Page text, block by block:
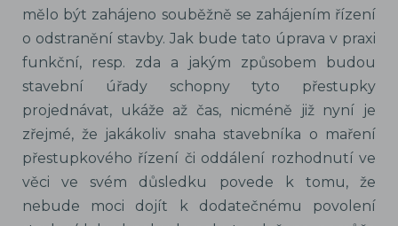
mělo být zahájeno souběžně se zahájením řízení
o odstranění stavby. Jak bude tato úprava v praxi
funkční, resp. zda a jakým způsobem budou
stavební úřady schopny tyto přestupky
projednávat, ukáže až čas, nicméně již nyní je
zřejmé, že jakákoliv snaha stavebníka o maření
přestupkového řízení či oddálení rozhodnutí ve
věci ve svém důsledku povede k tomu, že
nebude moci dojít k dodatečnému povolení